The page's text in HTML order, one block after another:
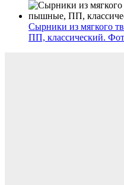
Сырники из мягкого
ПП, классический.